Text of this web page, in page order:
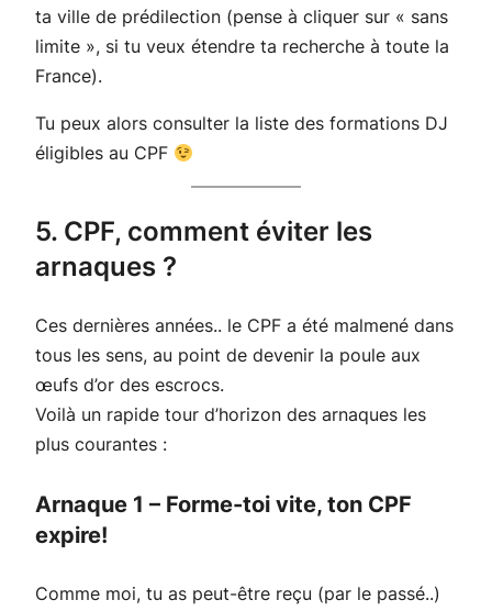
ta ville de prédilection (pense à cliquer sur « sans
limite », si tu veux étendre ta recherche à toute la
France).
Tu peux alors consulter la liste des formations DJ
éligibles au CPF
5. CPF, comment éviter les
arnaques ?
Ces dernières années.. le CPF a été malmené dans
tous les sens, au point de devenir la poule aux
œufs d’or des escrocs.
Voilà un rapide tour d’horizon des arnaques les
plus courantes :
Arnaque 1 – Forme-toi vite, ton CPF
expire!
Comme moi, tu as peut-être reçu (par le passé..)